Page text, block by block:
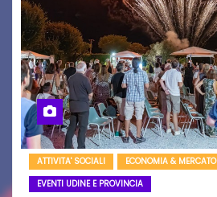
ATTIVITA' SOCIALI
ECONOMIA & MERCATO
EVENTI UDINE E PROVINCIA